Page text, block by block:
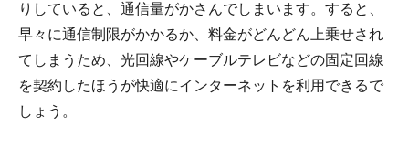
りしていると、通信量がかさんでしまいます。すると、
早々に通信制限がかかるか、料金がどんどん上乗せされ
てしまうため、光回線やケーブルテレビなどの固定回線
を契約したほうが快適にインターネットを利用できるで
しょう。